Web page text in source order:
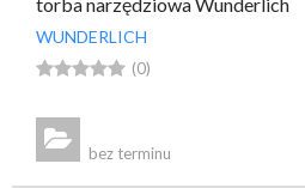
WUNDERLICH
 (0)

bez terminu